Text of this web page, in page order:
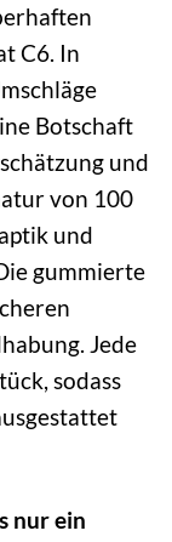
C6. In
Botschaft
und
von 100
und
gummierte
Jede
sodass
nur ein